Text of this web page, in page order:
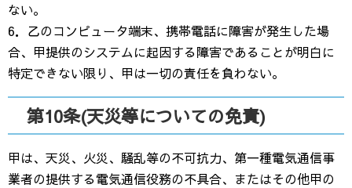
ない。
6．乙のコンピュータ端末、携帯電話に障害が発生した場
合、甲提供のシステムに起因する障害であることが明白に
特定できない限り、甲は一切の責任を負わない。
第10条(天災等についての免責)
甲は、天災、火災、騒乱等の不可抗力、第一種電気通信事
業者の提供する電気通信役務の不具合、またはその他甲の